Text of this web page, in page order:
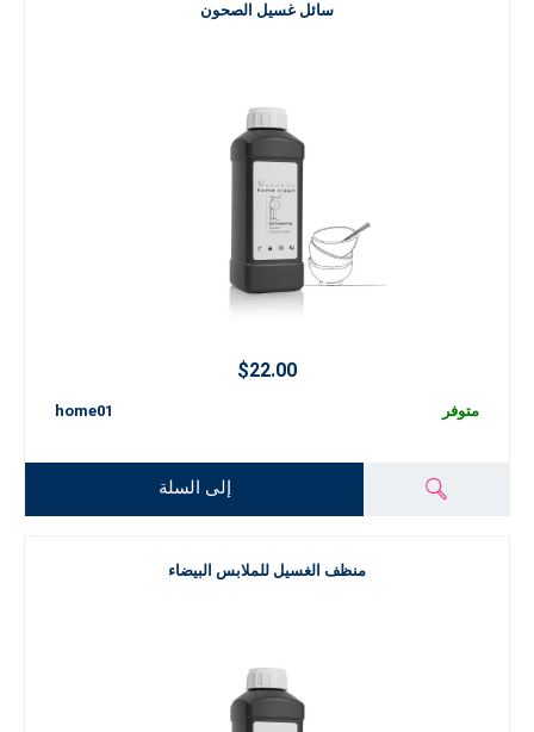
تمامًا، اختر هوم كلين - مزيج مثالي من الجودة العالية والعناية والمسؤولية في
سائل غسيل الصحون
$22.00
home01 متوفر
إلى السلة
منظف الغسيل للملابس البيضاء